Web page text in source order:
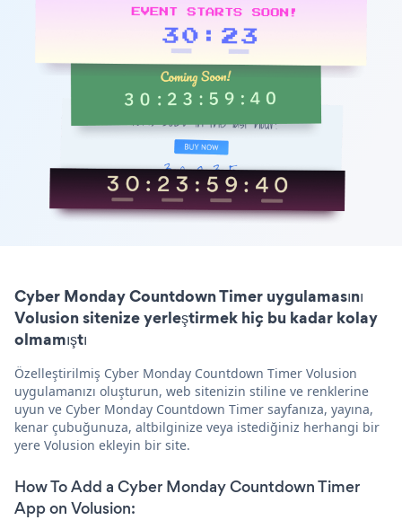
Cyber Monday Countdown Timer uygulamasını
Volusion sitenize yerleştirmek hiç bu kadar kolay
olmamıştı
Özelleştirilmiş Cyber Monday Countdown Timer Volusion
uygulamanızı oluşturun, web sitenizin stiline ve renklerine
uyun ve Cyber Monday Countdown Timer sayfanıza, yayına,
kenar çubuğunuza, altbilginize veya istediğiniz herhangi bir
yere Volusion ekleyin bir site.
How To Add a Cyber Monday Countdown Timer
App on Volusion: